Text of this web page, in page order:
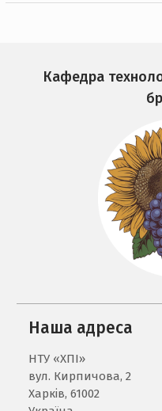
Кафедра
Наша адреса
НТУ «ХПI»
вул. Кирпичова, 2
Харків, 61002